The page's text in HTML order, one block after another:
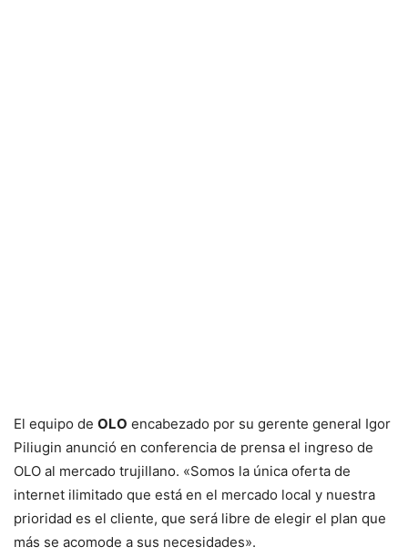
El equipo de OLO encabezado por su gerente general Igor
Piliugin anunció en conferencia de prensa el ingreso de
OLO al mercado trujillano. «Somos la única oferta de
internet ilimitado que está en el mercado local y nuestra
prioridad es el cliente, que será libre de elegir el plan que
más se acomode a sus necesidades».